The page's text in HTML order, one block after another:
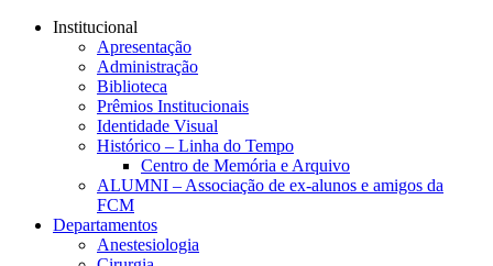
Conteúdo principal
Institucional
Apresentação
Administração
Biblioteca
Prêmios Institucionais
Identidade Visual
Histórico – Linha do Tempo
Centro de Memória e Arquivo
ALUMNI – Associação de ex-alunos e amigos da
FCM
Departamentos
Anestesiologia